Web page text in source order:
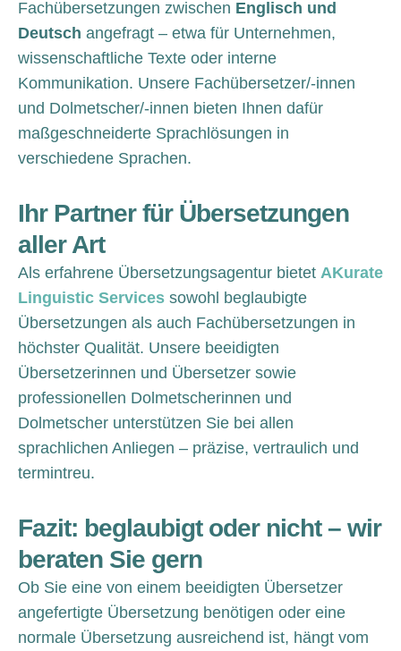
Fachübersetzungen zwischen Englisch und
Deutsch angefragt – etwa für Unternehmen,
wissenschaftliche Texte oder interne
Kommunikation. Unsere Fachübersetzer/-innen
und Dolmetscher/-innen bieten Ihnen dafür
maßgeschneiderte Sprachlösungen in
verschiedene Sprachen.
Ihr Partner für Übersetzungen
aller Art
Als erfahrene Übersetzungsagentur bietet AKurate
Linguistic Services sowohl beglaubigte
Übersetzungen als auch Fachübersetzungen in
höchster Qualität. Unsere beeidigten
Übersetzerinnen und Übersetzer sowie
professionellen Dolmetscherinnen und
Dolmetscher unterstützen Sie bei allen
sprachlichen Anliegen – präzise, vertraulich und
termintreu.
Fazit: beglaubigt oder nicht – wir
beraten Sie gern
Ob Sie eine von einem beeidigten Übersetzer
angefertigte Übersetzung benötigen oder eine
normale Übersetzung ausreichend ist, hängt vom